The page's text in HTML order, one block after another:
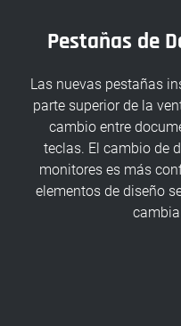
Pestañas de
Las nuevas pestañas
parte superior de la
cambio entre
teclas. El cambio de
monitores es más
elementos de diseño